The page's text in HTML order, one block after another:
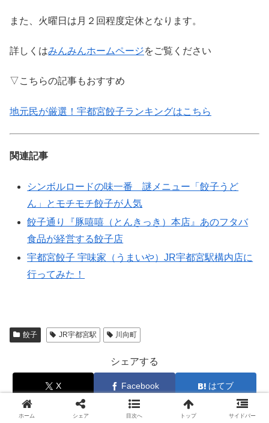
また、火曜日は月２回程度定休となります。
詳しくはみんみんホームページをご覧ください
▽こちらの記事もおすすめ
地元民が厳選！宇都宮餃子ランキングはこちら
関連記事
シンボルロードの味一番 謎メニュー「餃子うど
ん」とモチモチ餃子が人気
餃子通り『豚嘻嘻（とんきっき）本店』あのフタバ
食品が経営する餃子店
宇都宮餃子 宇味家（うまいや）JR宇都宮駅構内店に
行ってみた！
餃子 JR宇都宮駅 川向町
シェアする
X Facebook はてブ
Pinterest コピー
ホーム シェア 目次へ トップ サイドバー